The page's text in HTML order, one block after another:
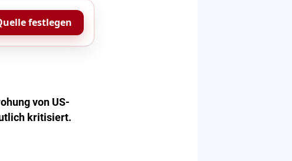
festlegen
von US-
kritisiert.